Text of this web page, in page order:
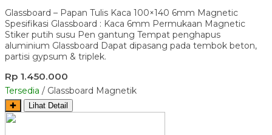
Glassboard – Papan Tulis Kaca 100×140 6mm Magnetic
Spesifikasi Glassboard : Kaca 6mm Permukaan Magnetic
Stiker putih susu Pen gantung Tempat penghapus
aluminium Glassboard Dapat dipasang pada tembok beton,
partisi gypsum & triplek.
Rp 1.450.000
Tersedia / Glassboard Magnetik
✚ Lihat Detail